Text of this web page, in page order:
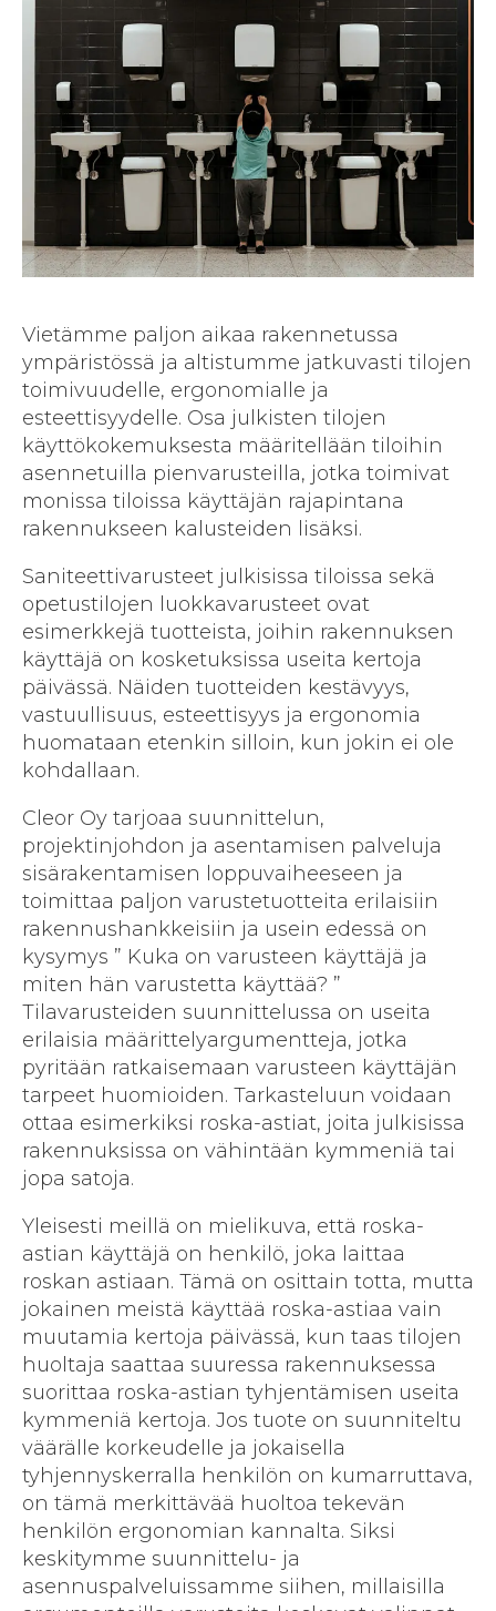
Vietämme paljon aikaa rakennetussa
ympäristössä ja altistumme jatkuvasti tilojen
toimivuudelle, ergonomialle ja
esteettisyydelle. Osa julkisten tilojen
käyttökokemuksesta määritellään tiloihin
asennetuilla pienvarusteilla, jotka toimivat
monissa tiloissa käyttäjän rajapintana
rakennukseen kalusteiden lisäksi.
Saniteettivarusteet julkisissa tiloissa sekä
opetustilojen luokkavarusteet ovat
esimerkkejä tuotteista, joihin rakennuksen
käyttäjä on kosketuksissa useita kertoja
päivässä. Näiden tuotteiden kestävyys,
vastuullisuus, esteettisyys ja ergonomia
huomataan etenkin silloin, kun jokin ei ole
kohdallaan.
Cleor Oy tarjoaa suunnittelun,
projektinjohdon ja asentamisen palveluja
sisärakentamisen loppuvaiheeseen ja
toimittaa paljon varustetuotteita erilaisiin
rakennushankkeisiin ja usein edessä on
kysymys ” Kuka on varusteen käyttäjä ja
miten hän varustetta käyttää? ”
Tilavarusteiden suunnittelussa on useita
erilaisia määrittelyargumentteja, jotka
pyritään ratkaisemaan varusteen käyttäjän
tarpeet huomioiden. Tarkasteluun voidaan
ottaa esimerkiksi roska-astiat, joita julkisissa
rakennuksissa on vähintään kymmeniä tai
jopa satoja.
Yleisesti meillä on mielikuva, että roska-
astian käyttäjä on henkilö, joka laittaa
roskan astiaan. Tämä on osittain totta, mutta
jokainen meistä käyttää roska-astiaa vain
muutamia kertoja päivässä, kun taas tilojen
huoltaja saattaa suuressa rakennuksessa
suorittaa roska-astian tyhjentämisen useita
kymmeniä kertoja. Jos tuote on suunniteltu
väärälle korkeudelle ja jokaisella
tyhjennyskerralla henkilön on kumarruttava,
on tämä merkittävää huoltoa tekevän
henkilön ergonomian kannalta. Siksi
keskitymme suunnittelu- ja
asennuspalveluissamme siihen, millaisilla